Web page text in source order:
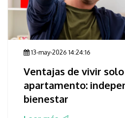
13-may-2026 14:24:16
Ventajas de vivir
apartamento:
bienestar